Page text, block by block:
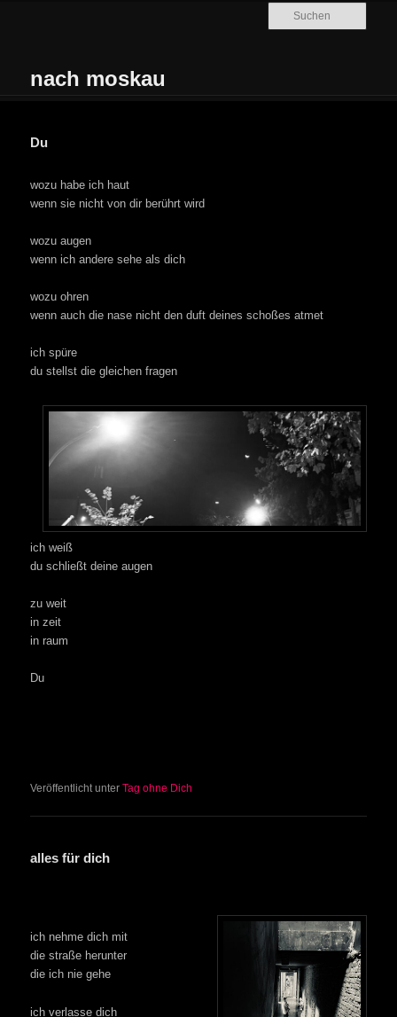
nach moskau
Du
wozu habe ich haut
wenn sie nicht von dir berührt wird
wozu augen
wenn ich andere sehe als dich
wozu ohren
wenn auch die nase nicht den duft deines schoßes atmet
ich spüre
du stellst die gleichen fragen
ich weiß
du schließt deine augen
zu weit
in zeit
in raum
Du
Veröffentlicht unter Tag ohne Dich
alles für dich
ich nehme dich mit
die straße herunter
die ich nie gehe
ich verlasse dich